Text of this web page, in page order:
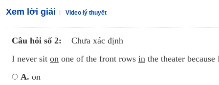
Xem lời giải Video lý thuyết
Câu hỏi số 2:
Chưa xác định
I never sit on one of the front rows in the theater
A. on